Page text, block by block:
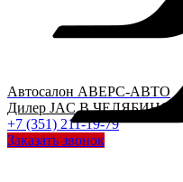
Автосалон АВЕРС-АВТО
Дилер JACВ ЧЕЛЯБИНСКЕ
+7 (351) 211-19-79
Заказать звонок